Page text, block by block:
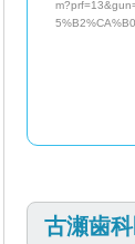
古瀬歯